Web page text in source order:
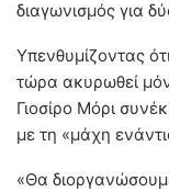
διαγωνισμός για
Υπενθυμίζοντας
τώρα ακυρωθεί
Γιοσίρο Μόρι
με τη «μάχη
«Θα